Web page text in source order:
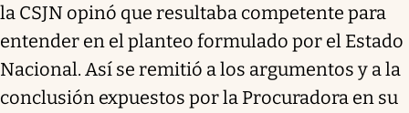
la CSJN opinó que resultaba competente para
entender en el planteo formulado por el Estado
Nacional. Así se remitió a los argumentos y a la
conclusión expuestos por la Procuradora en su